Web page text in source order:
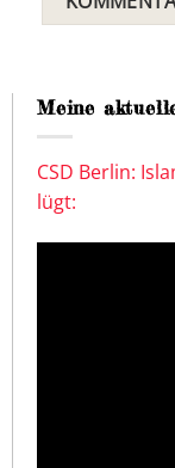
Meine
CSD Berlin:
lügt: